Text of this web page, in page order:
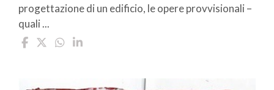
progettazione di un edificio, le opere provvisionali –
quali ...